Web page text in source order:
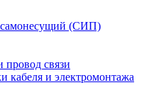
(СИП)
провод связи
кабеля и электромонтажа